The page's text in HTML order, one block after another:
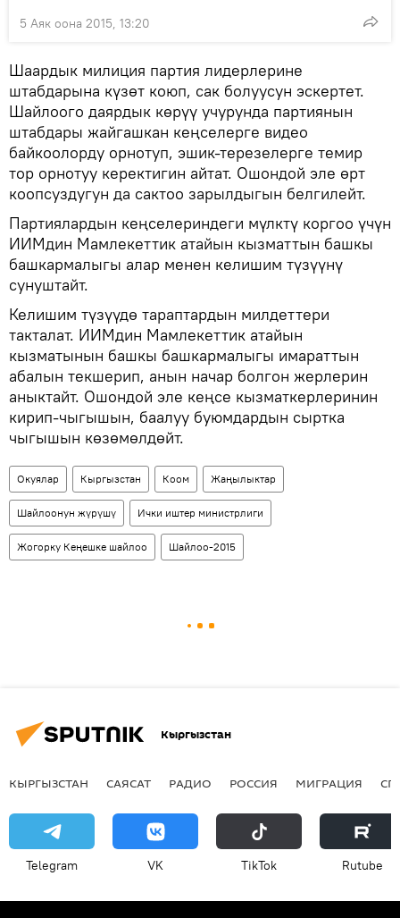
5 Аяк оона 2015, 13:20
Шаардык милиция партия лидерлерине
штабдарына күзөт коюп, сак болуусун эскертет.
Шайлоого даярдык көрүү учурунда партиянын
штабдары жайгашкан кеңселерге видео
байкоолорду орнотуп, эшик-терезелерге темир
тор орнотуу керектигин айтат. Ошондой эле өрт
коопсуздугун да сактоо зарылдыгын белгилейт.
Партиялардын кеңселериндеги мүлктү коргоо үчүн
ИИМдин Мамлекеттик атайын кызматтын башкы
башкармалыгы алар менен келишим түзүүнү
сунуштайт.
Келишим түзүүдө тараптардын милдеттери
такталат. ИИМдин Мамлекеттик атайын
кызматынын башкы башкармалыгы имараттын
абалын текшерип, анын начар болгон жерлерин
аныктайт. Ошондой эле кеңсе кызматкерлеринин
кирип-чыгышын, баалуу буюмдардын сыртка
чыгышын көзөмөлдөйт.
Окуялар Кыргызстан Коом Жаңылыктар
Шайлоонун жүрүшү Ички иштер министрлиги
Жогорку Кеңешке шайлоо Шайлоо-2015
Кыргызстан
КЫРГЫЗСТАН САЯСАТ РАДИО РОССИЯ МИГРАЦИЯ
Telegram VK ТikТоk Rutube